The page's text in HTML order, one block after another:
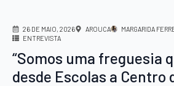
26 DE MAIO, 2026 AROUCA
MARGARIDA
ENTREVISTA
“Somos uma freguesia
desde Escolas a Centro